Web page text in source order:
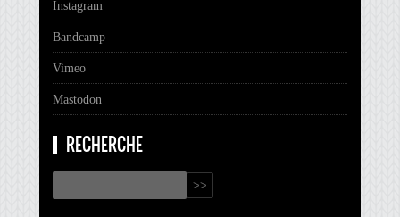
Instagram
Bandcamp
Vimeo
Mastodon
RECHERCHE